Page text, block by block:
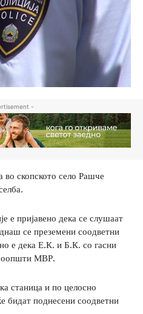
-
во скопското село Рашче
е пријавено дека се слушаат
се преземени соодветни
е дека Е.К. и Б.К. со гасни
МВР.
станица и по целосно
бидат поднесени соодветни